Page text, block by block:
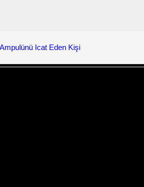
Icat Eden Kişi